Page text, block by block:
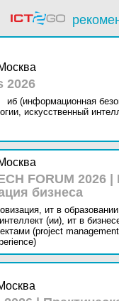
2026
иб (информационная
искусственный
FORUM
бизнеса
ит в
(ии), ит в
(project